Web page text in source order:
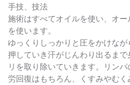
手技、技法
施術はすべてオイルを使い、オ
を使います。
ゆっくりしっかりと圧をかけな
押していき汗がじんわり出るま
リを取り除いていきます。リン
労回復はもちろん、くすみやむ